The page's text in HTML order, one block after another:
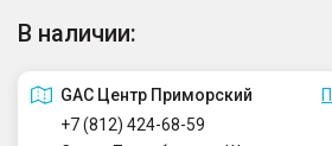
В наличии:
GAC Центр Приморский
+7 (812) 424-68-59